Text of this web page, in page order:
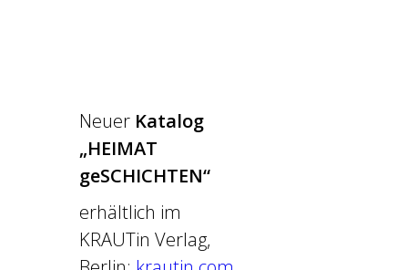
Neuer Katalog
„HEIMAT
geSCHICHTEN“
erhältlich im
KRAUTin Verlag,